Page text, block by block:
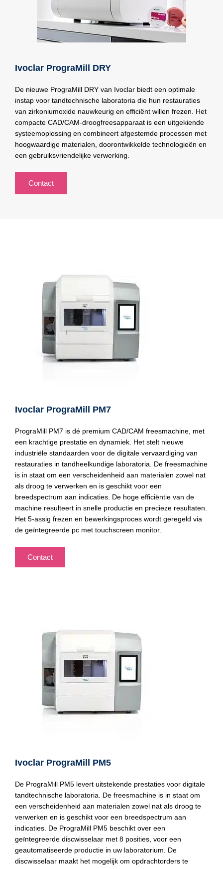
Ivoclar PrograMill DRY
De nieuwe PrograMill DRY van Ivoclar biedt een optimale
instap voor tandtechnische laboratoria die hun restauraties
van zirkoniumoxide nauwkeurig en efficiënt willen frezen. Het
compacte CAD/CAM-droogfreesapparaat is een uitgekiende
systeemoplossing en combineert afgestemde processen met
hoogwaardige materialen, doorontwikkelde technologieën en
een gebruiksvriendelijke verwerking.
Contact
Ivoclar PrograMill PM7
PrograMill PM7 is dé premium CAD/CAM freesmachine, met
een krachtige prestatie en dynamiek. Het stelt nieuwe
industriële standaarden voor de digitale vervaardiging van
restauraties in tandheelkundige laboratoria. De freesmachine
is in staat om een verscheidenheid aan materialen zowel nat
als droog te verwerken en is geschikt voor een
breedspectrum aan indicaties. De hoge efficiëntie van de
machine resulteert in snelle productie en precieze resultaten.
Het 5-assig frezen en bewerkingsproces wordt geregeld via
de geïntegreerde pc met touchscreen monitor.
Contact
Ivoclar PrograMill PM5
De PrograMill PM5 levert uitstekende prestaties voor digitale
tandtechnische laboratoria. De freesmachine is in staat om
een verscheidenheid aan materialen zowel nat als droog te
verwerken en is geschikt voor een breedspectrum aan
indicaties. De PrograMill PM5 beschikt over een
geïntegreerde discwisselaar met 8 posities, voor een
geautomatiseerde productie in uw laboratorium. De
discwisselaar maakt het mogelijk om opdrachtorders te